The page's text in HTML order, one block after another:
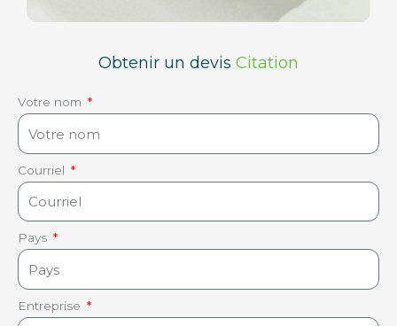
Obtenir un devis Citation
Votre nom
Courriel
Pays
Entreprise